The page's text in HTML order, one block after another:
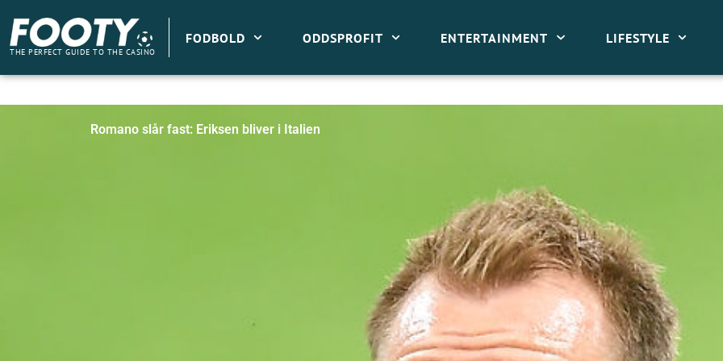
indholdet
THE PERFECT GUIDE TO THE CASINO
FODBOLD ODDSPROFIT ENTERTAINMENT LIFESTYLE
Romano slår fast: Eriksen bliver i Italien